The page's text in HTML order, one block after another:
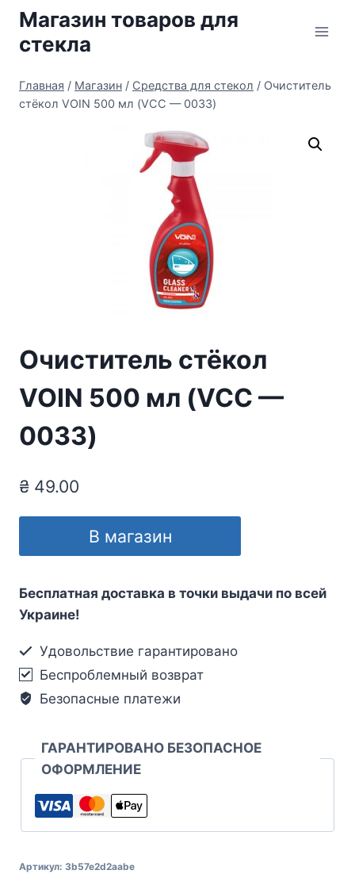
Перейти
содержимому
Магазин товаров для
стекла
Главная / Магазин / Средства для стекол / Очиститель
стёкол VOIN 500 мл (VCC — 0033)
Очиститель стёкол
VOIN 500 мл (VCC —
0033)
₴ 49.00
В магазин
Бесплатная доставка в точки выдачи по всей
Украине!
Удовольствие гарантировано
Беспроблемный возврат
Безопасные платежи
ГАРАНТИРОВАНО БЕЗОПАСНОЕ
ОФОРМЛЕНИЕ
Артикул: 3b57e2d2aabe